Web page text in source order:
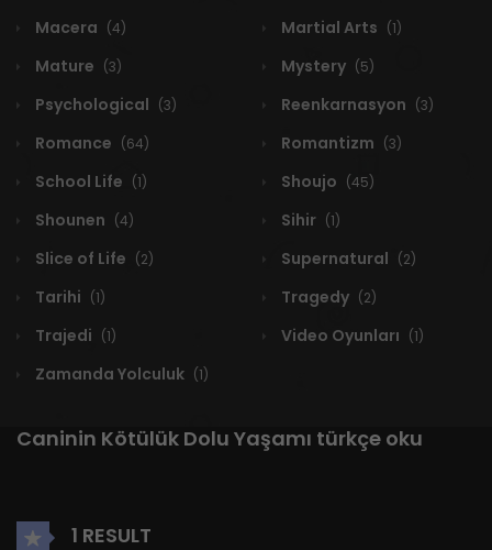
Macera (4) Martial Arts (1)
Mature (3) Mystery (5)
Psychological (3) Reenkarnasyon (3)
Romance (64) Romantizm (3)
School Life (1) Shoujo (45)
Shounen (4) Sihir (1)
Slice of Life (2) Supernatural (2)
Tarihi (1) Tragedy (2)
Trajedi (1) Video Oyunları (1)
Zamanda Yolculuk (1)
Caninin Kötülük Dolu Yaşamı türkçe oku
1 RESULT